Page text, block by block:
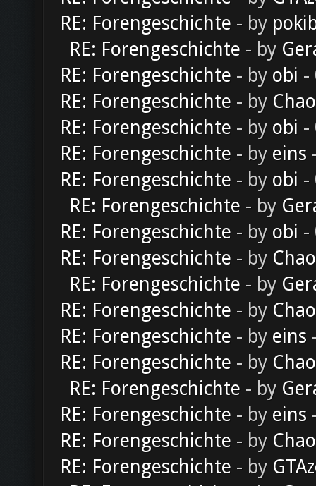
RE: Forengeschichte - by
RE: Forengeschichte - by
RE: Forengeschichte - by obi -
RE: Forengeschichte - by
RE: Forengeschichte - by obi -
RE: Forengeschichte - by eins
RE: Forengeschichte - by obi -
RE: Forengeschichte - by
RE: Forengeschichte - by obi -
RE: Forengeschichte - by
RE: Forengeschichte - by
RE: Forengeschichte - by
RE: Forengeschichte - by eins
RE: Forengeschichte - by
RE: Forengeschichte - by
RE: Forengeschichte - by eins
RE: Forengeschichte - by
RE: Forengeschichte - by